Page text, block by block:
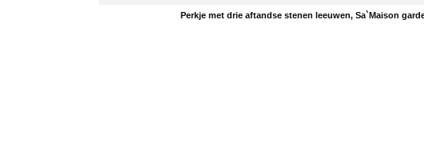
Perkje met drie aftandse stenen leeuwen, Sa`Maison